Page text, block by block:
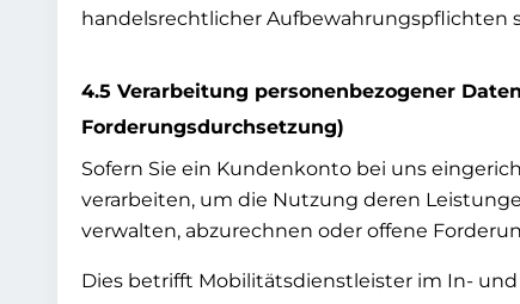
handelsrechtlicher Aufbewahrungspflichten
4.5 Verarbeitung personenbezogener
Forderungsdurchsetzung)
Sofern Sie ein Kundenkonto bei uns
verarbeiten, um die Nutzung deren
verwalten, abzurechnen oder offene
Dies betrifft Mobilitätsdienstleister im In-